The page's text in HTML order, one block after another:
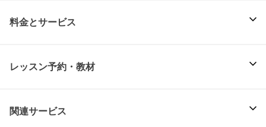
料金とサービス
レッスン予約・教材
関連サービス